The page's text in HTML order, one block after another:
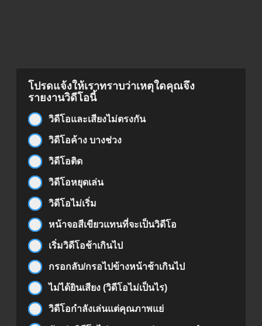
โปรดแจ้งให้เราทราบว่าเหตุใดคุณจึง
รายงานวิดีโอนี้
วิดีโอและเสียงไม่ตรงกัน
วิดีโอค้าง บางช่วง
วิดีโอติด
วิดีโอหยุดเล่น
วิดีโอไม่เริ่ม
หน้าจอสีเขียวแทนที่จะเป็นวิดีโอ
เริ่มวิดีโอช้าเกินไป
กรอกลับ/กรอไปข้างหน้าช้าเกินไป
ไม่ได้ยินเสียง (วิดีโอไม่เป็นไร)
วิดีโอกำลังเล่นแต่คุณภาพแย่